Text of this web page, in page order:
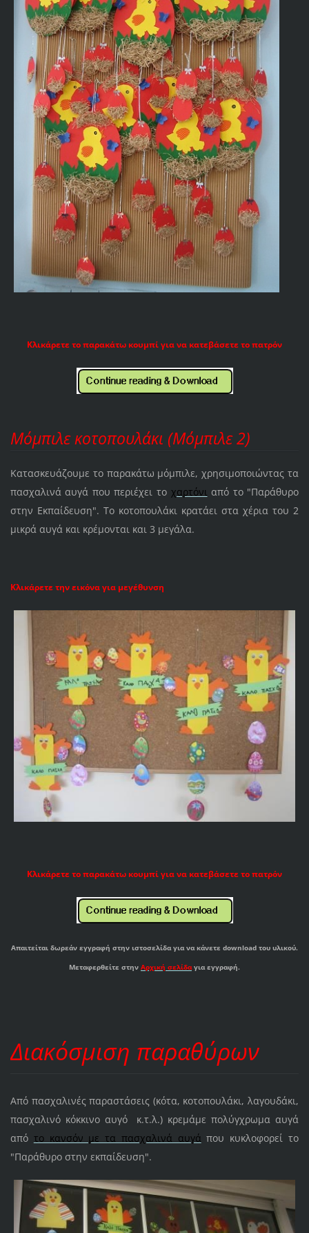
Κλικάρετε το παρακάτω κουμπί για να κατεβάσετε το πατρόν
Μόμπιλε κοτοπουλάκι (Μόμπιλε 2)
Κατασκευάζουμε το παρακάτω μόμπιλε, χρησιμοποιώντας τα
πασχαλινά αυγά που περιέχει το χαρτόνι από το "Παράθυρο
στην Εκπαίδευση". Το κοτοπουλάκι κρατάει στα χέρια του 2
μικρά αυγά και κρέμονται και 3 μεγάλα.
Κλικάρετε την εικόνα για μεγέθυνση
Κλικάρετε το παρακάτω κουμπί για να κατεβάσετε το πατρόν
Απαιτείται δωρεάν εγγραφή στην ιστοσελίδα για να κάνετε download του υλικού.
Μεταφερθείτε στην Αρχική σελίδαγια εγγραφή.
Διακόσμιση παραθύρων
Από πασχαλινές παραστάσεις (κότα, κοτοπουλάκι, λαγουδάκι,
πασχαλινό κόκκινο αυγό κ.τ.λ.) κρεμάμε πολύγχρωμα αυγά
από το κανσόν με τα πασχαλινά αυγά που κυκλοφορεί το
"Παράθυρο στην εκπαίδευση".